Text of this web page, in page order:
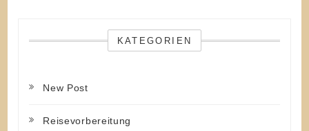
KATEGORIEN
New Post
Reisevorbereitung